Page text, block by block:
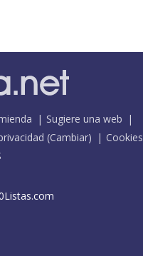
Sugiere una web
(Cambiar)
Cookies